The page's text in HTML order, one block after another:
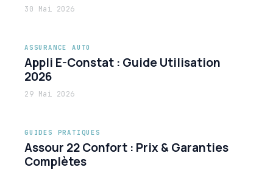
30 Mai 2026
ASSURANCE AUTO
Appli E-Constat : Guide Utilisation
2026
29 Mai 2026
GUIDES PRATIQUES
Assour 22 Confort : Prix & Garanties
Complètes